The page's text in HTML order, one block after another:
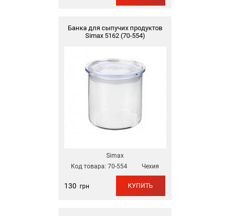
Банка для сыпучих продуктов
Simax 5162 (70-554)
Simax
Код товара: 70-554 Чехия
130 грн КУПИТЬ